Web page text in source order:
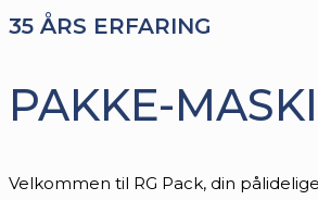
35 ÅRS ERFARING
PAKKE-
Velkommen til RG Pack, din